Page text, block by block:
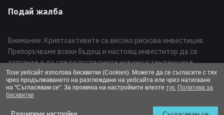
Подай жалба
Внимание: Криптоактивите са високо рискова инвестиция.
Препоръчваме всеки бъдещ и настоящ инвеститор да се
запознае и да следи последните новини и тенденции в
развитието на този вид финансови инструменти. Търговията
с криптоактиви може да доведе до загуба на Вашата
инвестиция.
Този уебсайт използва бисквитки (Cookies). Можете да се съгласите с тях
чрез продължаването на разглеждане на уебсайта или чрез натискане
на "Съгласявам се". За промяна на настройките влезте тук. Политика за
бисквитки